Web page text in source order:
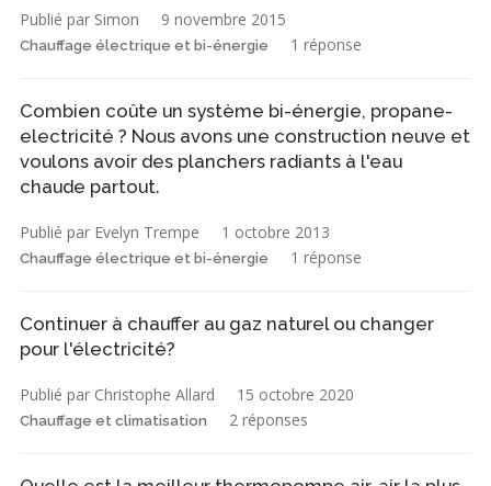
Publié par Simon 9 novembre 2015
Chauffage électrique et bi-énergie 1 réponse
Combien coûte un système bi-énergie, propane-
electricité ? Nous avons une construction neuve et
voulons avoir des planchers radiants à l'eau
chaude partout.
Publié par Evelyn Trempe 1 octobre 2013
Chauffage électrique et bi-énergie 1 réponse
Continuer à chauffer au gaz naturel ou changer
pour l'électricité?
Publié par Christophe Allard 15 octobre 2020
Chauffage et climatisation 2 réponses